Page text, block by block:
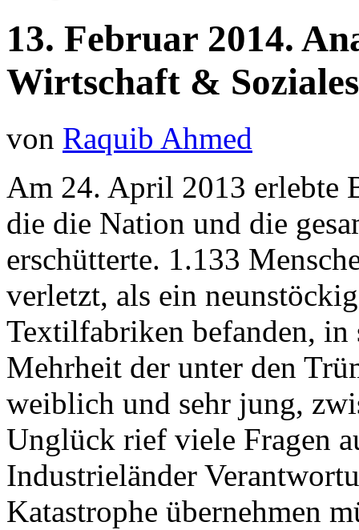
13. Februar 2014.
Wirtschaft &
von Raquib Ahmed
Am 24. April 2013 erlebte
die die Nation und die
erschütterte. 1.133
verletzt, als ein
Textilfabriken befanden, in
Mehrheit der unter den
weiblich und sehr jung,
Unglück rief viele Fragen
Industrieländer
Katastrophe übernehmen